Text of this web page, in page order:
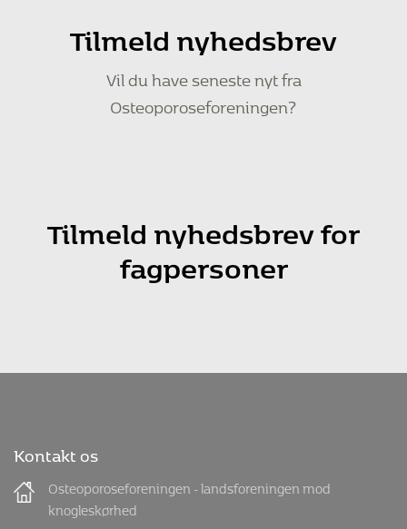
Tilmeld nyhedsbrev
Vil du have seneste nyt fra
Osteoporoseforeningen?
Tilmeld nyhedsbrev for
fagpersoner
Kontakt os
Osteoporoseforeningen - landsforeningen mod
knogleskørhed